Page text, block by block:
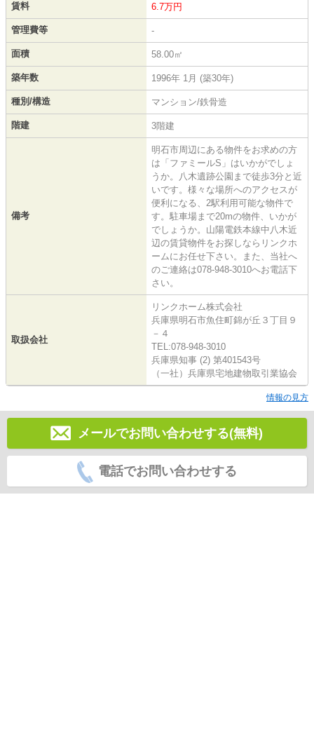
賃料 6.7万円
管理費等 -
面積 58.00㎡
築年数 1996年 1月 (築30年)
種別/構造 マンション/鉄骨造
階建 3階建
備考
明石市周辺にある物件をお求めの方
は「ファミールS」はいかがでしょ
うか。八木遺跡公園まで徒歩3分と近
いです。様々な場所へのアクセスが
便利になる、2駅利用可能な物件で
す。駐車場まで20mの物件、いかが
でしょうか。山陽電鉄本線中八木近
辺の賃貸物件をお探しならリンクホ
ームにお任せ下さい。また、当社へ
のご連絡は078-948-3010へお電話下
さい。
取扱会社
リンクホーム株式会社
兵庫県明石市魚住町錦が丘３丁目９
－４
TEL:078-948-3010
兵庫県知事 (2) 第401543号
（一社）兵庫県宅地建物取引業協会
情報の見方
メールでお問い合わせする(無料)
電話でお問い合わせする